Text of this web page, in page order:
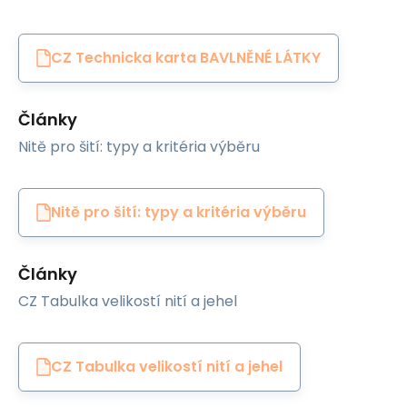
CZ Technicka karta BAVLNĚNÉ LÁTKY
Články
Nitě pro šití: typy a kritéria výběru
Nitě pro šití: typy a kritéria výběru
Články
CZ Tabulka velikostí nití a jehel
CZ Tabulka velikostí nití a jehel